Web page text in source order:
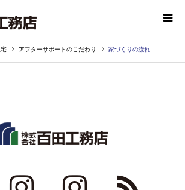
アフターサポートのこだわり 家づくりの流れ
Instagram RSS